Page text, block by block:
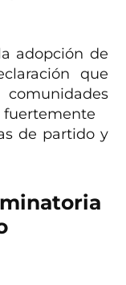
adopción de
que
de partido y